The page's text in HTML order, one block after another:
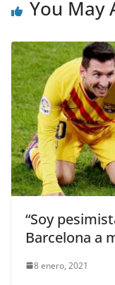
You May
“Soy
Barcelona a
8 enero, 2021